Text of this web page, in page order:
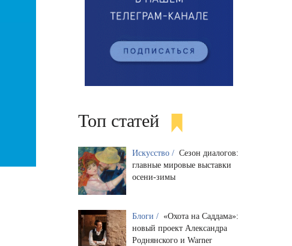
Топ статей
Искусство / Сезон диалогов:
главные мировые выставки
осени-зимы
Блоги / «Охота на Саддама»:
новый проект Александра
Роднянского и Warner